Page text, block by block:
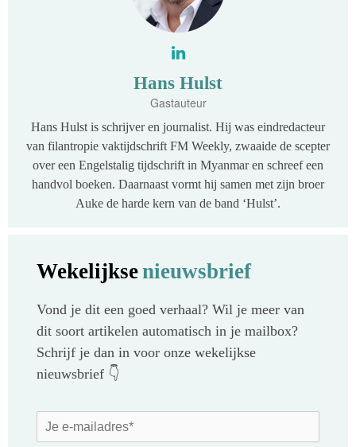
Hans Hulst
Gastauteur
Hans Hulst is schrijver en journalist. Hij was eindredacteur
van filantropie vaktijdschrift FM Weekly, zwaaide de scepter
over een Engelstalig tijdschrift in Myanmar en schreef een
handvol boeken. Daarnaast vormt hij samen met zijn broer
Auke de harde kern van de band ‘Hulst’.
Wekelijksenieuwsbrief
Vond je dit een goed verhaal? Wil je meer van
dit soort artikelen automatisch in je mailbox?
Schrijf je dan in voor onze wekelijkse
nieuwsbrief 👇